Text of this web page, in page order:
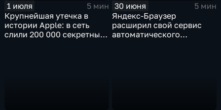
1 июля
5 мин
Крупнейшая утечка в
истории Apple: в сеть
слили 200 000 секретных
30 июня
5 мин
Яндекс-Браузер
расширил свой сервис
автоматического